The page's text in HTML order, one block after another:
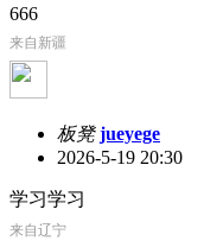
666
来自新疆
板凳 jueyege
2026-5-19 20:30
学习学习
来自辽宁